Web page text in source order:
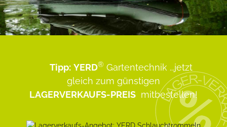
Tipp: YERD® Gartentechnik ...jetzt
gleich zum günstigen
LAGERVERKAUFS-PREIS mitbestellen!